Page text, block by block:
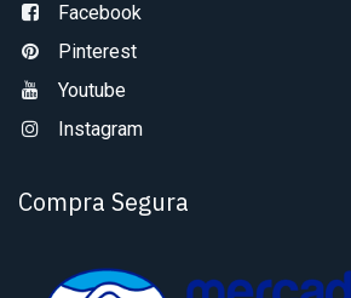
Facebook
Pinterest
Youtube
Instagram
Compra Segura